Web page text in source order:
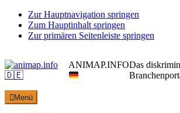
Zur Hauptnavigation springen
Zum Hauptinhalt springen
Zur primären Seitenleiste springen
ANIMAP.INFODas
Menü